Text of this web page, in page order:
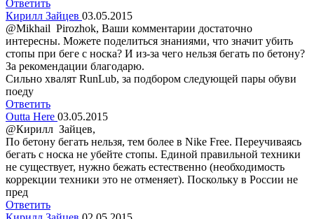
Ответить
Кирилл Зайцев 03.05.2015
@Мikhail Рirozhok, Ваши комментарии достаточно
интересны. Можете поделиться знаниями, что значит убить
стопы при беге с носка? И из-за чего нельзя бегать по бетону?
За рекомендации благодарю.
Сильно хвалят RunLub, за подбором следующей пары обуви
поеду
Ответить
Outta Here 03.05.2015
@Кирилл Зайцев,
По бетону бегать нельзя, тем более в Nike Free. Переучиваясь
бегать с носка не убейте стопы. Единой правильной техники
не существует, нужно бежать естественно (необходимость
коррекции техники это не отменяет). Поскольку в России не
пред
Ответить